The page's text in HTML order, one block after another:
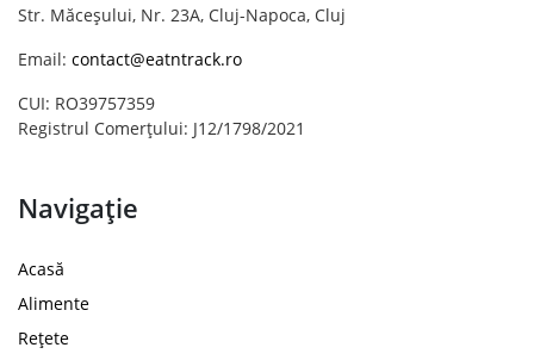
Str. Măceșului, Nr. 23A, Cluj-Napoca, Cluj
Email: contact@eatntrack.ro
CUI: RO39757359
Registrul Comerțului: J12/1798/2021
Navigație
Acasă
Alimente
Rețete